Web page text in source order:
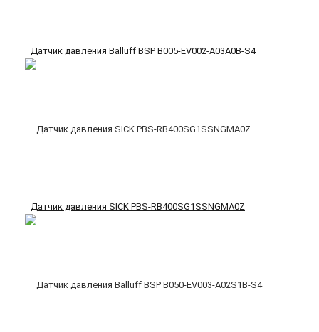
Датчик давления Balluff BSP B005-EV002-A03A0B-S4
Датчик давления SICK PBS-RB400SG1SSNGMA0Z